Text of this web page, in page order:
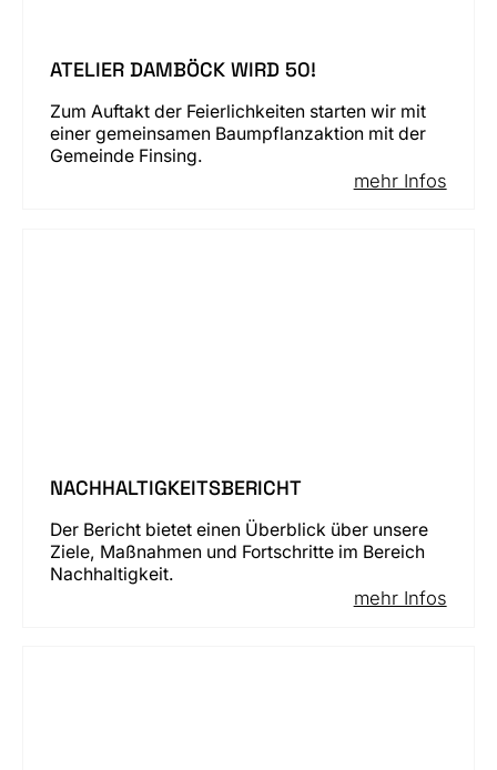
ATELIER DAMBÖCK WIRD 50!
Zum Auftakt der Feierlichkeiten starten wir mit
einer gemeinsamen Baumpflanzaktion mit der
Gemeinde Finsing.
mehr Infos
NACHHALTIGKEITSBERICHT
Der Bericht bietet einen Überblick über unsere
Ziele, Maßnahmen und Fortschritte im Bereich
Nachhaltigkeit.
mehr Infos